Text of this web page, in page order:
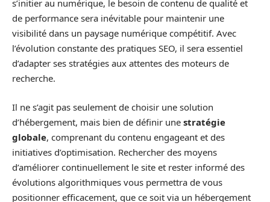
s’initier au numérique, le besoin de contenu de qualité et
de performance sera inévitable pour maintenir une
visibilité dans un paysage numérique compétitif. Avec
l’évolution constante des pratiques SEO, il sera essentiel
d’adapter ses stratégies aux attentes des moteurs de
recherche.
Il ne s’agit pas seulement de choisir une solution
d’hébergement, mais bien de définir une stratégie
globale, comprenant du contenu engageant et des
initiatives d’optimisation. Rechercher des moyens
d’améliorer continuellement le site et rester informé des
évolutions algorithmiques vous permettra de vous
positionner efficacement, que ce soit via un hébergement